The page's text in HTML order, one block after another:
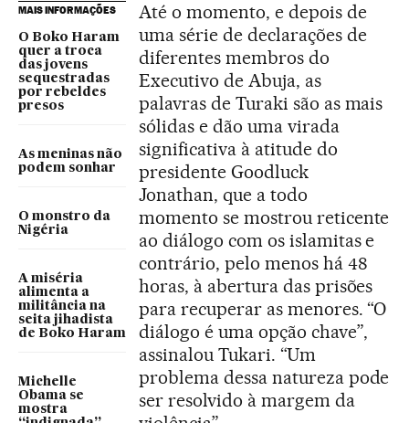
MAIS INFORMAÇÕES
O Boko Haram
quer a troca
das jovens
sequestradas
por rebeldes
presos
As meninas não
podem sonhar
O monstro da
Nigéria
A miséria
alimenta a
militância na
seita jihadista
de Boko Haram
Michelle
Obama se
mostra
Até o momento, e depois de
uma série de declarações de
diferentes membros do
Executivo de Abuja, as
palavras de Turaki são as mais
sólidas e dão uma virada
significativa à atitude do
presidente Goodluck
Jonathan, que a todo
momento se mostrou reticente
ao diálogo com os islamitas e
contrário, pelo menos há 48
horas, à abertura das prisões
para recuperar as menores. “O
diálogo é uma opção chave”,
assinalou Tukari. “Um
problema dessa natureza pode
ser resolvido à margem da